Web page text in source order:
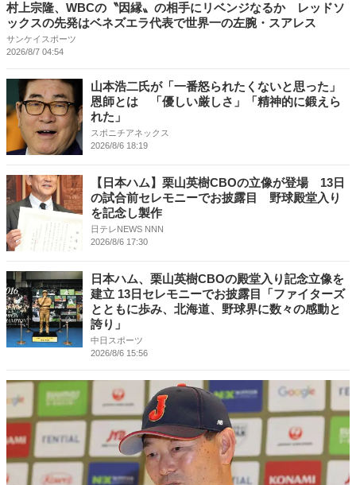
村上宗隆、WBCの〝因縁〟の相手にリベンジなるか レッドソ
ックスの先発はベネズエラ代表で世界一の左腕・スアレス
サンケイスポーツ
2026/8/7 04:54
山本浩二氏が「一番怒られたくないと思った」
恩師とは 「優しい厳しさ」「精神的に鍛えら
れた」
スポニチアネックス
2026/8/6 18:19
【日本ハム】栗山英樹CBOの立像が登場 13日
の試合前セレモニーでお披露目 野球殿堂入り
を記念し製作
日テレNEWS NNN
2026/8/6 17:30
日本ハム、栗山英樹CBOの殿堂入り記念立像を
建立 13日セレモニーでお披露目「ファイターズ
とともに歩み、北海道、野球界に数々の感動と
誇り」
中日スポーツ
2026/8/6 15:56